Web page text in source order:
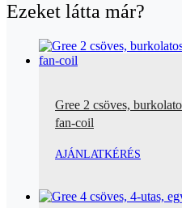
Ezeket látta már?
Gree 2 csöves,
fan-coil
AJÁNLATKÉRÉS